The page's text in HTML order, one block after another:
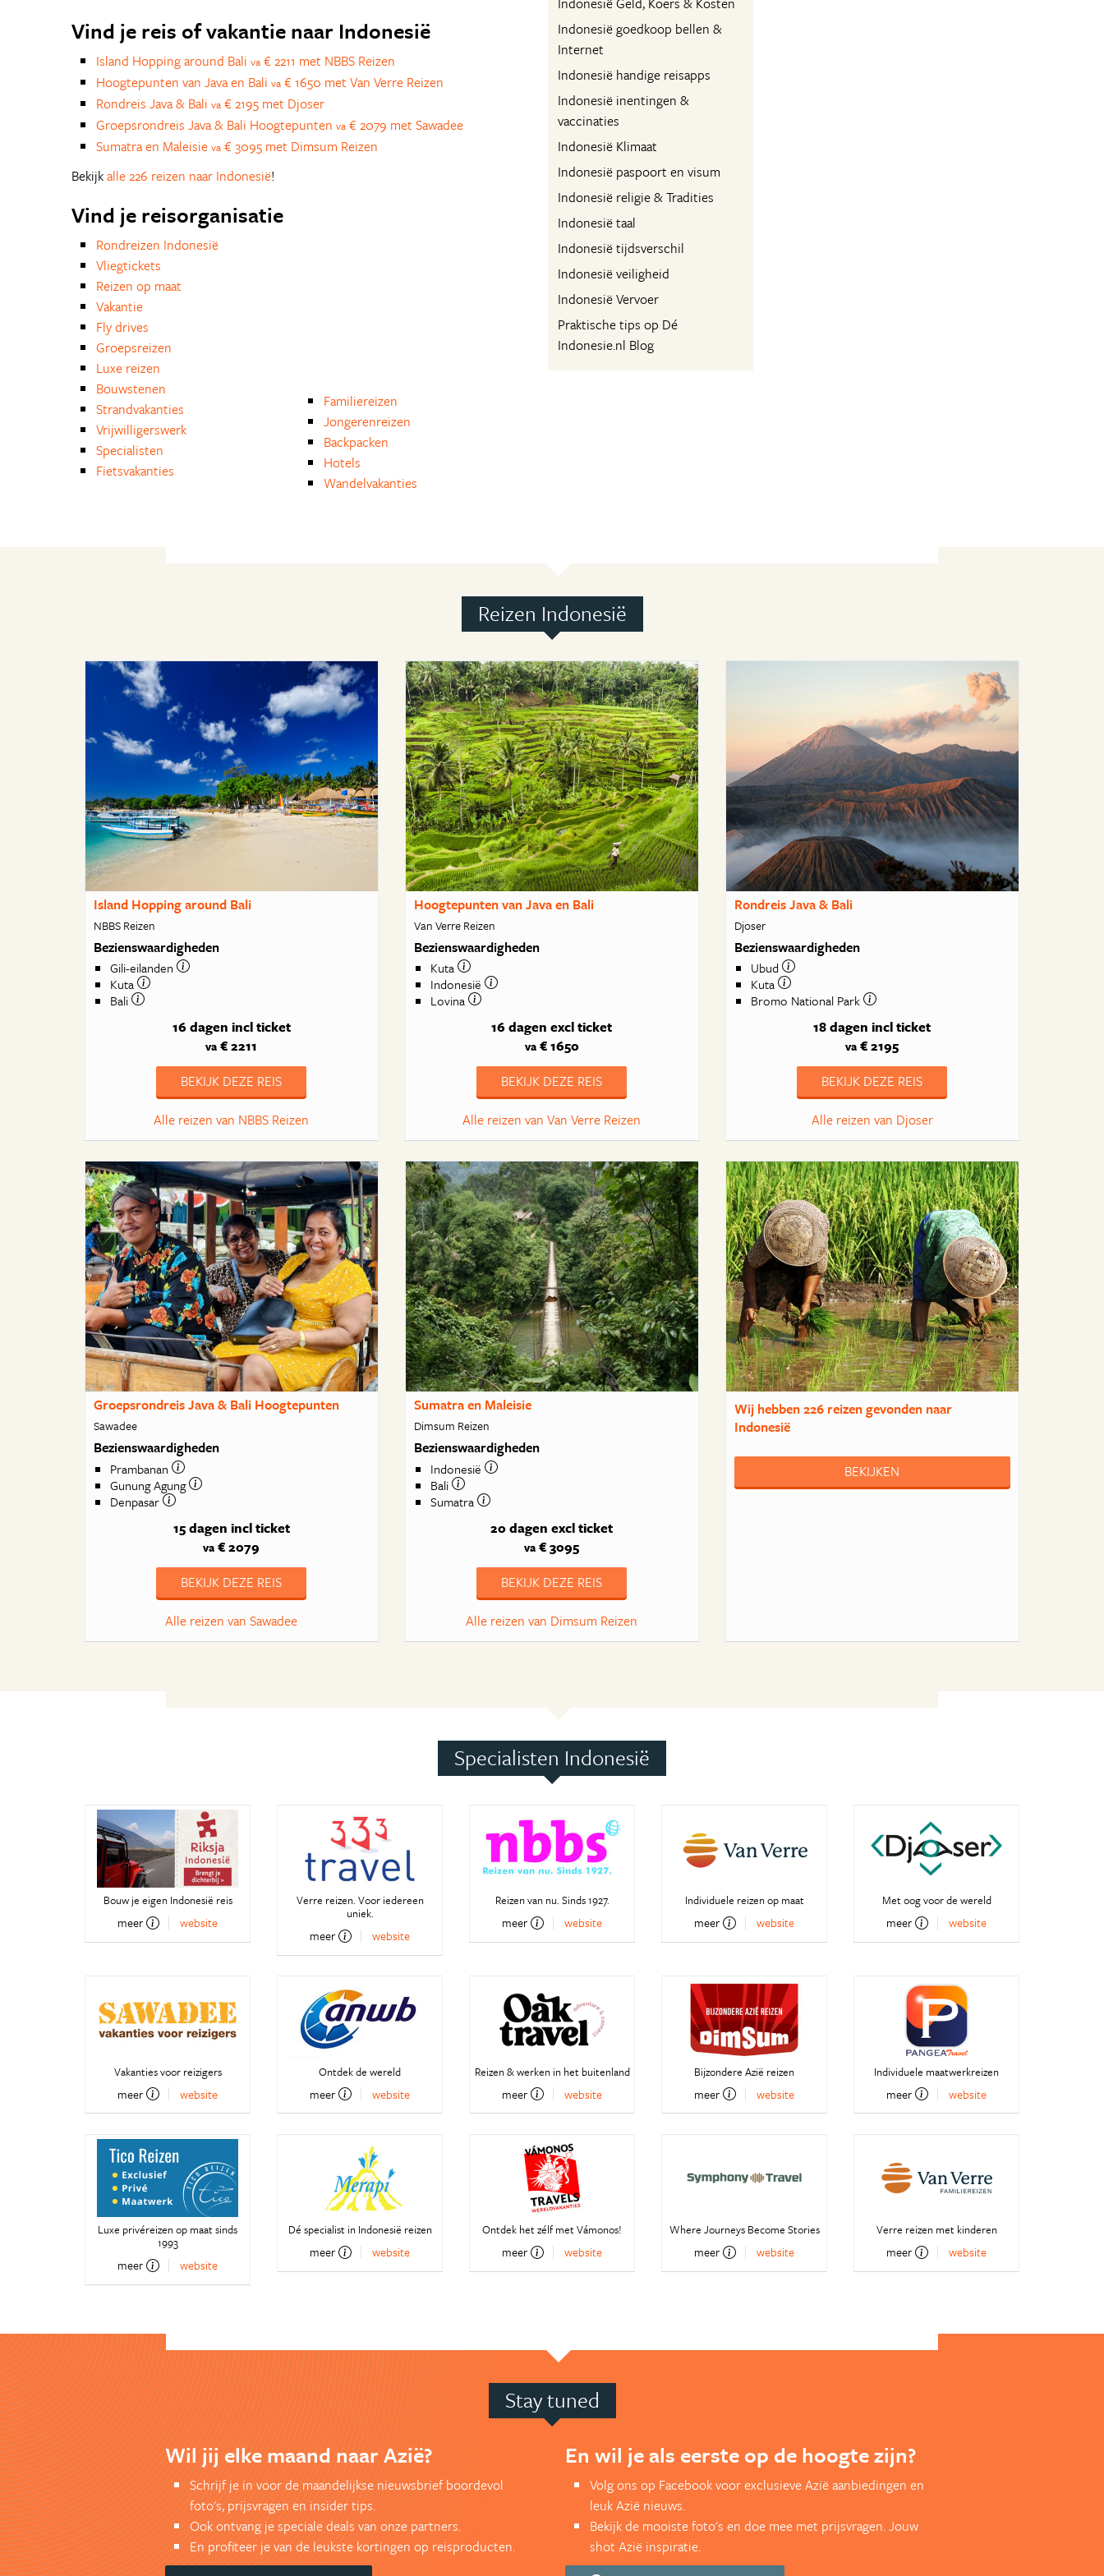
Indonesië goedkoop bellen &
Internet
Indonesië handige reisapps
Indonesië inentingen &
vaccinaties
Indonesië Klimaat
Indonesië paspoort en visum
Indonesië religie & Tradities
Indonesië taal
Indonesië tijdsverschil
Indonesië veiligheid
Indonesië Vervoer
Praktische tips op Dé
Indonesie.nl Blog
Vind je reis of vakantie naar Indonesië
Island Hopping around Bali va € 2211 met NBBS Reizen
Hoogtepunten van Java en Bali va € 1650 met Van Verre Reizen
Rondreis Java & Bali va € 2195 met Djoser
Groepsrondreis Java & Bali Hoogtepunten va € 2079 met Sawadee
Sumatra en Maleisie va € 3095 met Dimsum Reizen
Bekijkalle 226 reizen naar Indonesië!
Vind je reisorganisatie
Rondreizen Indonesië
Vliegtickets
Reizen op maat
Vakantie
Fly drives
Groepsreizen
Luxe reizen
Bouwstenen
Strandvakanties
Vrijwilligerswerk
Specialisten
Fietsvakanties
Familiereizen
Jongerenreizen
Backpacken
Hotels
Wandelvakanties
Reizen Indonesië
Island Hopping around Bali
NBBS Reizen
Bezienswaardigheden
Gili-eilanden
Kuta
Bali
16 dagen incl ticket
va € 2211
BEKIJK DEZE REIS
Alle reizen van NBBS Reizen
Hoogtepunten van Java en Bali
Van Verre Reizen
Bezienswaardigheden
Kuta
Indonesië
Lovina
16 dagen excl ticket
va€ 1650
BEKIJK DEZE REIS
Alle reizen van Van Verre Reizen
Rondreis Java & Bali
Djoser
Bezienswaardigheden
Ubud
Kuta
Bromo National Park
18 dagen incl ticket
va € 2195
BEKIJK DEZE REIS
Alle reizen van Djoser
Groepsrondreis Java & Bali Hoogtepunten
Sawadee
Bezienswaardigheden
Prambanan
Gunung Agung
Denpasar
15 dagen incl ticket
va € 2079
BEKIJK DEZE REIS
Alle reizen van Sawadee
Sumatra en Maleisie
Dimsum Reizen
Bezienswaardigheden
Indonesië
Bali
Sumatra
20 dagen excl ticket
va € 3095
BEKIJK DEZE REIS
Alle reizen van Dimsum Reizen
Wij hebben226 reizengevonden naar
Indonesië
BEKIJKEN
Specialisten Indonesië
Bouw je eigen Indonesië reis
meer website
Verre reizen. Voor iedereen
uniek.
meer website
Reizen van nu. Sinds 1927.
meer website
Individuele reizen op maat
meer website
Met oog voor de wereld
meer website
Vakanties voor reizigers
meer website
Ontdek de wereld
meer website
Reizen & werken in het buitenland
meer website
Bijzondere Azië reizen
meer website
Individuele maatwerkreizen
meer website
Luxe privéreizen op maat sinds
1993
meer website
Dé specialist in Indonesië reizen
meer website
Ontdek het zélf met Vámonos!
meer website
Where Journeys Become Stories
meer website
Verre reizen met kinderen
meer website
Stay tuned
Wil jij elke maand naar Azië?
Schrijf je in voor de maandelijkse nieuwsbrief boordevol
foto's, prijsvragen en insider tips.
Ook ontvang je speciale deals van onze partners.
En profiteer je van de leukste kortingen op reisproducten.
En wil je als eerste op de hoogte zijn?
Volg ons op Facebook voor exclusieve Azië aanbiedingen en
leuk Azië nieuws.
Bekijk de mooiste foto's en doe mee met prijsvragen. Jouw
shot Azië inspiratie.